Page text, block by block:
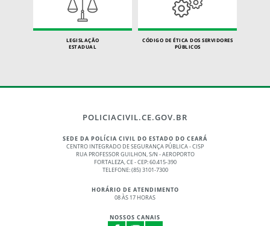
LEGISLAÇÃO
ESTADUAL
CÓDIGO DE ÉTICA DOS SERVIDORES
PÚBLICOS
POLICIACIVIL.CE.GOV.BR
SEDE DA POLÍCIA CIVIL DO ESTADO DO CEARÁ
CENTRO INTEGRADO DE SEGURANÇA PÚBLICA - CISP
RUA PROFESSOR GUILHON, S/N - AEROPORTO
FORTALEZA, CE - CEP: 60.415-390
TELEFONE: (85) 3101-7300
HORÁRIO DE ATENDIMENTO
08 ÀS 17 HORAS
NOSSOS CANAIS